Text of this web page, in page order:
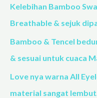
c
h
Kelebihan Bamboo
Breathable & sejuk
Bamboo & Tencel
& sesuai untuk cuaca
Love nya warna All
material sangat